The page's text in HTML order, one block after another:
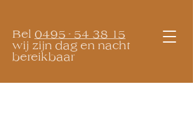
Bel 0495 - 54 38 15
wij zijn dag en nacht
bereikbaar